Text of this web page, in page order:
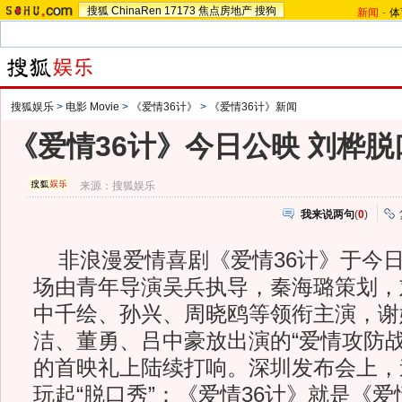
搜狐 ChinaRen 17173 焦点房地产 搜狗 新闻 -
搜狐娱乐 > 电影 Movie > 《爱情36计》 > 《爱情36计》新闻
《爱情36计》今日公映 刘桦
来源：搜狐娱乐
我来说两句(0)
非浪漫爱情喜剧《爱情36计》于今
场由青年导演吴兵执导，秦海璐策划
中千绘、孙兴、周晓鸥等领衔主演，
洁、董勇、吕中豪放出演的“爱情攻防
的首映礼上陆续打响。深圳发布会上
玩起“脱口秀”：《爱情36计》就是《